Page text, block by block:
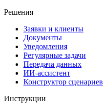
Решения
Заявки и клиенты
Документы
Уведомления
Регулярные задачи
Передача данных
ИИ-ассистент
Конструктор сценариев
Инструкции